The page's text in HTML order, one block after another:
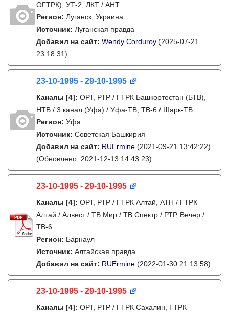
ОГТРК), УТ-2, ЛКТ / АНТ
Регион: Луганск, Украина
Источник: Луганская правда
Добавил на сайт: Wendy Corduroy (2025-07-21
23:18:31)
23-10-1995 - 29-10-1995
Каналы [4]: ОРТ, РТР / ГТРК Башкортостан (БТВ),
НТВ / 3 канал (Уфа) / Уфа-ТВ, ТВ-6 / Шарк-ТВ
Регион: Уфа
Источник: Советская Башкирия
Добавил на сайт: RUErmine (2021-09-21 13:42:22)
(Обновлено: 2021-12-13 14:43:23)
23-10-1995 - 29-10-1995
Каналы [4]: ОРТ, РТР / ГТРК Алтай, АТН / ГТРК
Алтай / Алвест / ТВ Мир / ТВ Спектр / РТР, Вечер /
ТВ-6
Регион: Барнаул
Источник: Алтайская правда
Добавил на сайт: RUErmine (2022-01-30 21:13:58)
23-10-1995 - 29-10-1995
Каналы [4]: ОРТ, РТР / ГТРК Сахалин, ГТРК